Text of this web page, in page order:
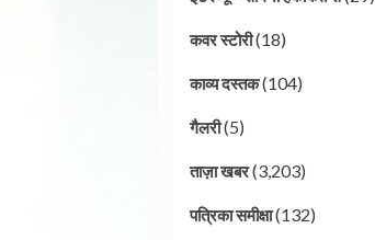
कवर स्टोरी(18)
काव्य दस्तक(104)
गैलरी(5)
ताज़ा खबर(3,203)
पत्रिका समीक्षा(132)